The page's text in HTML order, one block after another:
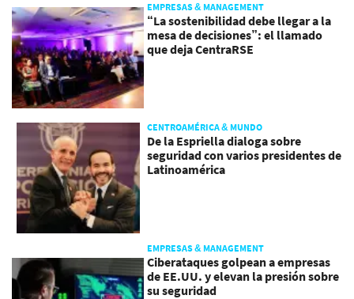
EMPRESAS & MANAGEMENT
“La sostenibilidad debe llegar a la
mesa de decisiones”: el llamado
que deja CentraRSE
CENTROAMÉRICA & MUNDO
De la Espriella dialoga sobre
seguridad con varios presidentes de
Latinoamérica
EMPRESAS & MANAGEMENT
Ciberataques golpean a empresas
de EE.UU. y elevan la presión sobre
su seguridad